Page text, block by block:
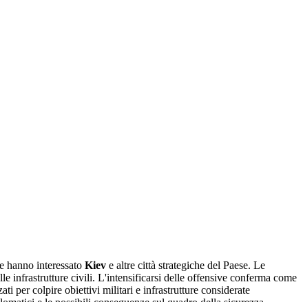
hanno interessato Kiev e altre città strategiche del Paese. Le
infrastrutture civili. L'intensificarsi delle offensive conferma come
per colpire obiettivi militari e infrastrutture considerate